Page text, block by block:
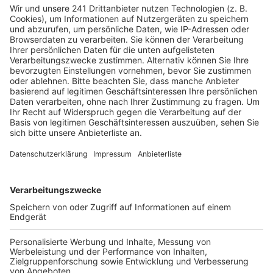
genug in der Hand hat, um die AFD als
Verdachtsfall einzustufen. Damit könnten auch
Telefone abgehört werden oder V-Leute auf die
AfD angesetzt werden.
Veröffentlicht:Dienstag, 08.03.2022 09:00
Anzeige
innenpolitisch instrumentalisieren zu lassen. Die
in allen Landtagen sowie im Bundestag vertreten.
Entsprechend groß ist das bundesweite Interesse an
dem Verfahren. Um es allen Zuschauern und
Verhandlung zu verfolgen, ist das Verwaltungsgericht
in den Kristallsaal der Koelnmesse nach Deutz